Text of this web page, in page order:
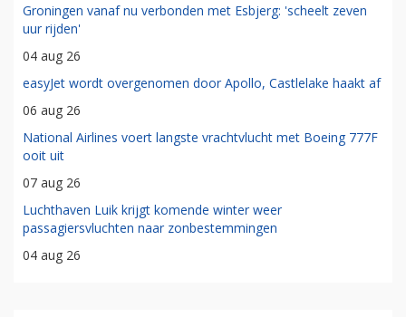
Groningen vanaf nu verbonden met Esbjerg: 'scheelt zeven
uur rijden'
04 aug 26
easyJet wordt overgenomen door Apollo, Castlelake haakt af
06 aug 26
National Airlines voert langste vrachtvlucht met Boeing 777F
ooit uit
07 aug 26
Luchthaven Luik krijgt komende winter weer
passagiersvluchten naar zonbestemmingen
04 aug 26